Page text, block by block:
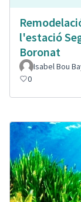
l'estació
Boronat
Isabel Bou
0